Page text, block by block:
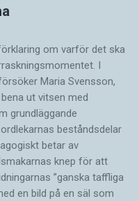
om varför det ska
I
Maria Svensson,
ut vitsen med
grundläggande
beståndsdelar
betar av
knep för att
”ganska taffliga
en bild på en säl som